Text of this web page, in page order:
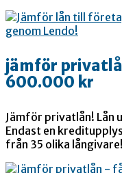
jämför
600.000 kr
Jämför privatlån! Lån
Endast en
från 35 olika långivare!